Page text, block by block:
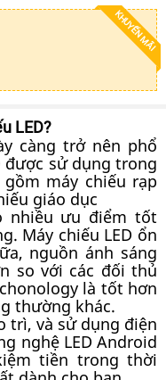
KHUYẾN MÃI
LED?
càng trở nên phổ
được sử dụng trong
máy chiếu rạp
giáo dục
nhiều ưu điểm tốt
Máy chiếu LED ổn
nguồn ánh sáng
so với các đối thủ
là tốt hơn
thường khác.
trì, và sử dụng điện
nghệ LED Android
tiền trong thời